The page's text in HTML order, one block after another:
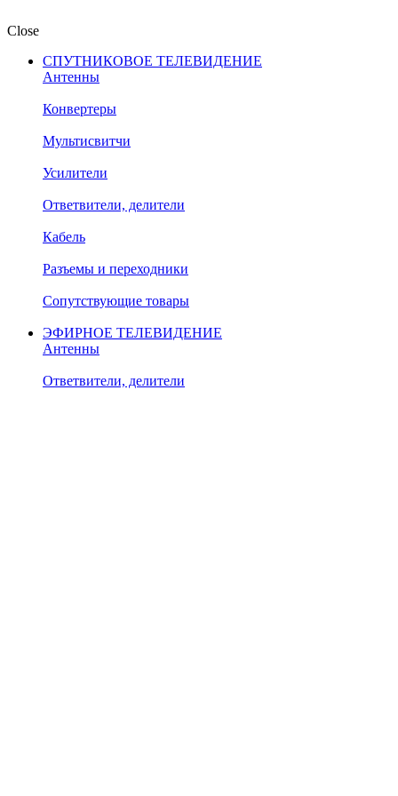
Close
СПУТНИКОВОЕ ТЕЛЕВИДЕНИЕ
Антенны
Конвертеры
Мультисвитчи
Усилители
Ответвители, делители
Кабель
Разъемы и переходники
Сопутствующие товары
ЭФИРНОЕ ТЕЛЕВИДЕНИЕ
Антенны
Ответвители, делители